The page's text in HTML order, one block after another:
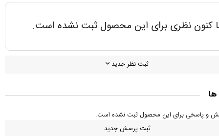
کنون نظری برای این محصول ثبت نشده است.
ثبت نظر جدید
و پاسخی برای این محصول ثبت نشده است.
ثبت پرسش جدید